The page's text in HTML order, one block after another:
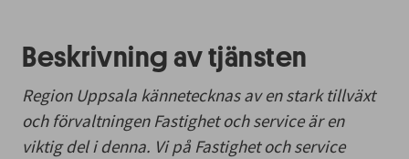
Beskrivning av tjänsten
Region Uppsala kännetecknas av en stark tillväxt
och förvaltningen Fastighet och service är en
viktig del i denna. Vi på Fastighet och service